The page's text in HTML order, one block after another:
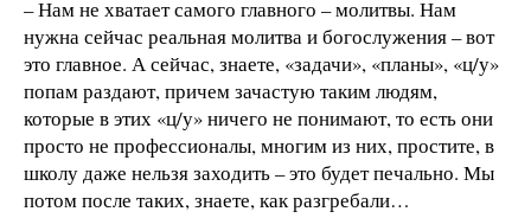
– Нам не хватает самого главного – молитвы. Нам
нужна сейчас реальная молитва и богослужения – вот
это главное. А сейчас, знаете, «задачи», «планы», «ц/у»
попам раздают, причем зачастую таким людям,
которые в этих «ц/у» ничего не понимают, то есть они
просто не профессионалы, многим из них, простите, в
школу даже нельзя заходить – это будет печально. Мы
потом после таких, знаете, как разгребали…